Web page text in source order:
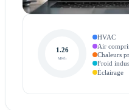
1.26
MWh
HVAC
Air
Chaleurs
Froid
Éclairage